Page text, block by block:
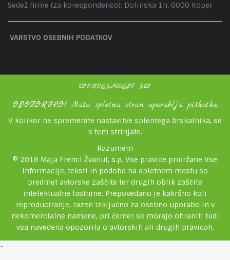
Sedež firme (za korespondenco): Dolinska 1h, 6000 Koper
VARSTVO OSEBNIH PODATKOV
COOKIESACCEPT SLO
OPOZORILO! Naša spletna stran uporablja piškotke.
V kolikor ne spremenite nastavitve splentega brskalnika, se
s tem strinjate.
Razumem
© 2018 Maja Frencl Žvanut, s.p. Vse pravice pridržane Vse
informacije, teksti in podobe na spletnem mestu so
predmet avtorske zaščite ter drugih oblik zaščite
intelektualne lastnine. Prepovedano je kakršno koli
reproduciranje, razen izključno za osebno uporabo in v
nekomercialne namene, pri čemer se morajo ohraniti tudi
vsa navedena opozorila o avtorskih ali drugih pravicah.
-